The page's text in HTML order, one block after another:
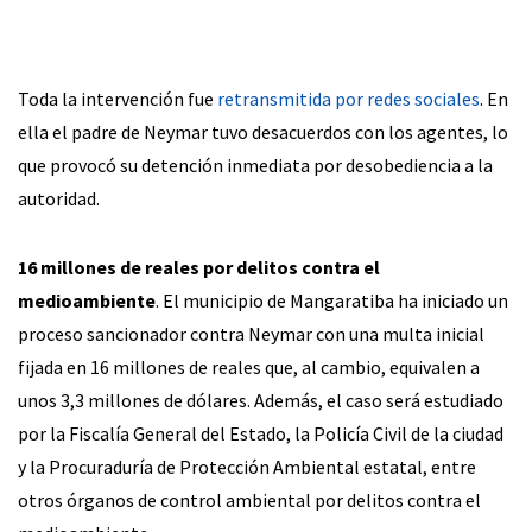
Toda la intervención fue retransmitida por redes sociales. En
ella el padre de Neymar tuvo desacuerdos con los agentes, lo
que provocó su detención inmediata por desobediencia a la
autoridad.
16 millones de reales por delitos contra el
medioambiente. El municipio de Mangaratiba ha iniciado un
proceso sancionador contra Neymar con una multa inicial
fijada en 16 millones de reales que, al cambio, equivalen a
unos 3,3 millones de dólares. Además, el caso será estudiado
por la Fiscalía General del Estado, la Policía Civil de la ciudad
y la Procuraduría de Protección Ambiental estatal, entre
otros órganos de control ambiental por delitos contra el